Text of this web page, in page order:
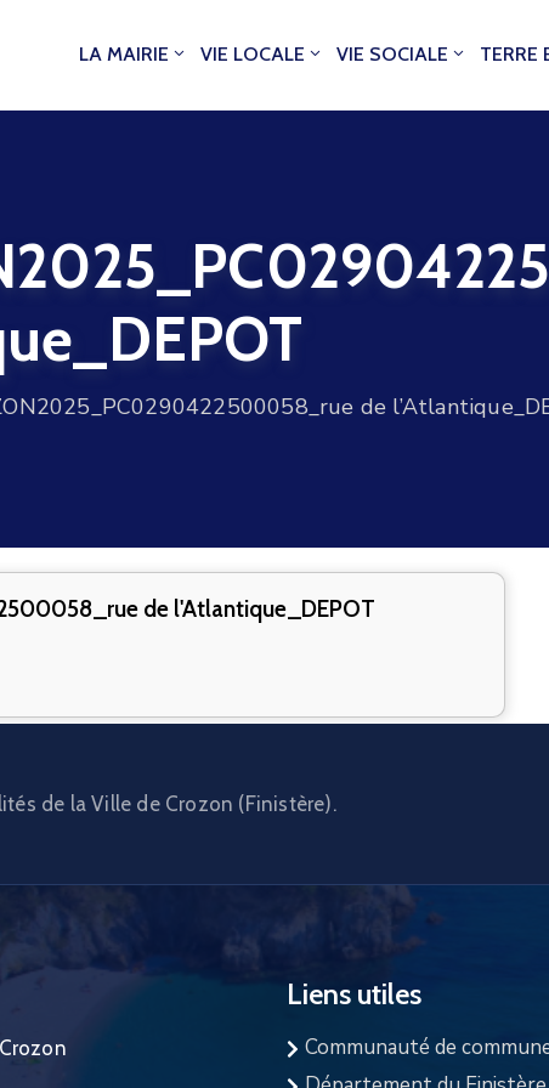
LA MAIRIE VIE LOCALE VIE SOCIALE TERRE
de
de l'Atlantique_DEPOT
de la Ville de Crozon (Finistère).
Liens utiles
Communauté de